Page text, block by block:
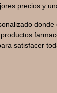
precios y
donde
satisfacer